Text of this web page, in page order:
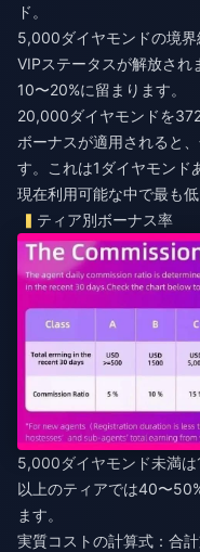
ド。
5,000ダイヤモンドの境
VIPステータスが解放され
10〜20%に留まります。
20,000ダイヤモンドを
ボーナスが適用されると
す。これは1ダイヤモンド
現在利用可能な中で最も低
ティア別ボーナス率
5,000ダイヤモンド未満
以上のティアでは40〜
ます。
実質コストの計算式：合